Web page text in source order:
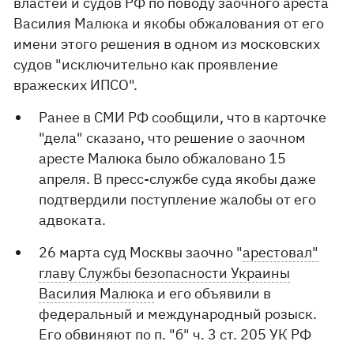
Василия Малюка и якобы обжалования от его
имени этого решения в одном из московских
судов "исключительно как проявление
вражеских ИПСО".
Ранее в СМИ РФ сообщили, что в карточке
"дела" сказано, что решение о заочном
аресте Малюка было обжаловано 15
апреля. В пресс-службе суда якобы даже
подтвердили поступление жалобы от его
адвоката.
26 марта суд Москвы заочно "арестовал"
главу Службы безопасности Украины
Василия Малюка и его объявили в
федеральный и международный розыск.
Его обвиняют по п. "б" ч. 3 ст. 205 УК РФ